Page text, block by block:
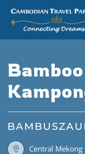
Central Mekong